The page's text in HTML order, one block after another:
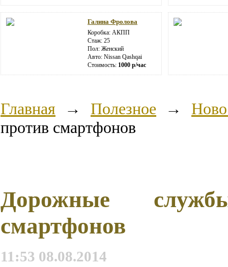
Галина Фролова
Коробка: АКПП
Стаж: 25
Пол: Женский
Авто: Nissan Qashqai
Стоимость: 1000 р/час
Главная → Полезное →
против смартфонов
Дорожные
смартфонов
11:53 08.08.2014